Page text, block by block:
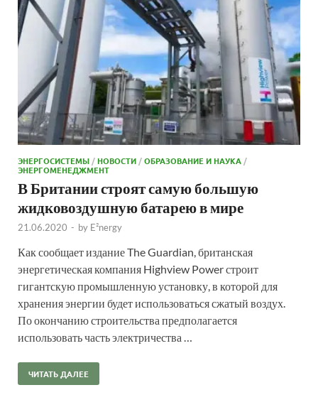
ЭНЕРГОСИСТЕМЫ /НОВОСТИ /ОБРАЗОВАНИЕ И НАУКА /
ЭНЕРГОМЕНЕДЖМЕНТ
В Британии строят самую большую
жидковоздушную батарею в мире
21.06.2020 - by E²nergy
Как сообщает издание The Guardian, британская
энергетическая компания Highview Power строит
гигантскую промышленную установку, в которой для
хранения энергии будет использоваться сжатый воздух.
По окончанию строительства предполагается
использовать часть электричества …
ЧИТАТЬ ДАЛЕЕ